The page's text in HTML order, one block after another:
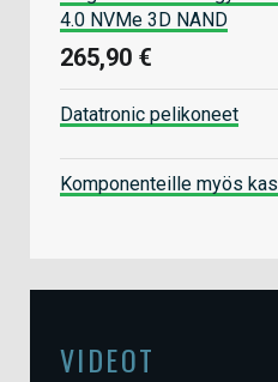
4.0 NVMe 3D NAND
265,90 €
Datatronic pelikoneet
Komponenteille myös
VIDEOT